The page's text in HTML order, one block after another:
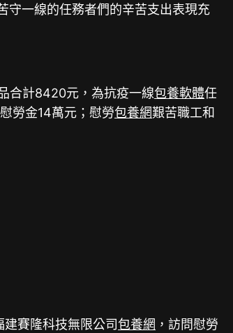
守一線的任務者們的辛苦支出表現充
合計8420元，為抗疫一線包養軟體任
勞金14萬元；慰勞包養網艱苦職工和
建賽隆科技無限公司包養網 ，訪問慰勞